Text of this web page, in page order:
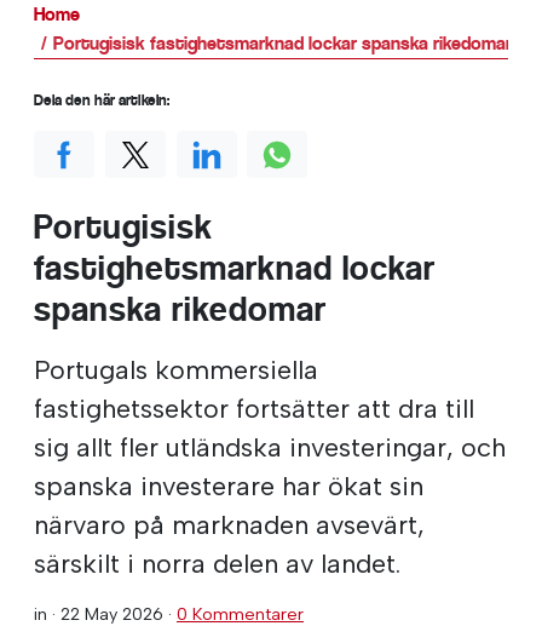
Home
Portugisisk fastighetsmarknad lockar spanska rikedomar
Portugisisk
fastighetsmarknad lockar
spanska rikedomar
Portugals kommersiella
fastighetssektor fortsätter att dra till
sig allt fler utländska investeringar, och
spanska investerare har ökat sin
närvaro på marknaden avsevärt,
särskilt i norra delen av landet.
in · 22 May 2026 · 0 Kommentarer
Dela den här artikeln: